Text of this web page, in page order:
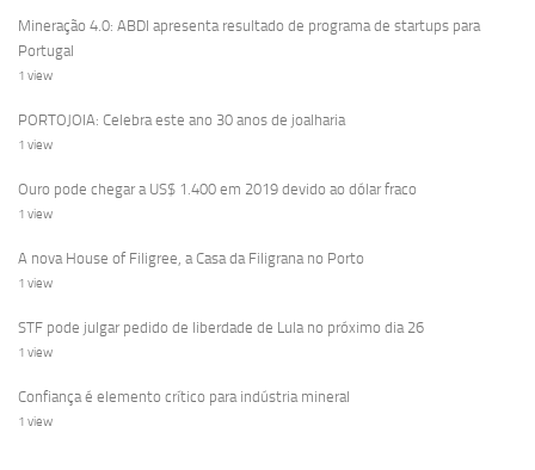
Mineração 4.0: ABDI apresenta resultado de programa de startups para
Portugal
1 view
PORTOJOIA: Celebra este ano 30 anos de joalharia
1 view
Ouro pode chegar a US$ 1.400 em 2019 devido ao dólar fraco
1 view
A nova House of Filigree, a Casa da Filigrana no Porto
1 view
STF pode julgar pedido de liberdade de Lula no próximo dia 26
1 view
Confiança é elemento crítico para indústria mineral
1 view